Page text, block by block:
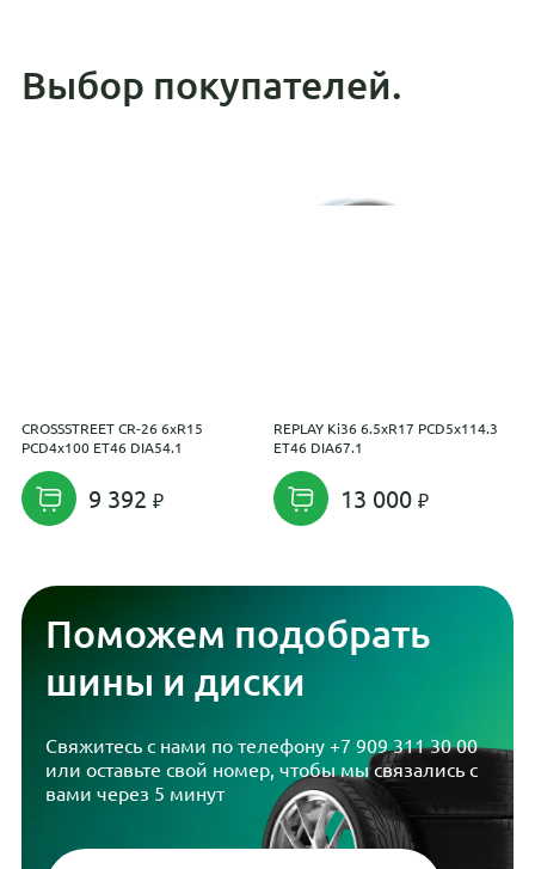
Выбор покупателей.
CROSSSTREET CR-26 6xR15
PCD4x100 ET46 DIA54.1
9 392
REPLAY Ki36 6.5xR17 PCD5x114.3
ET46 DIA67.1
13 000
Поможем подобрать
шины и диски
Свяжитесь с нами по телефону +7 909 311 30 00
или оставьте свой номер, чтобы мы связались с
вами через 5 минут